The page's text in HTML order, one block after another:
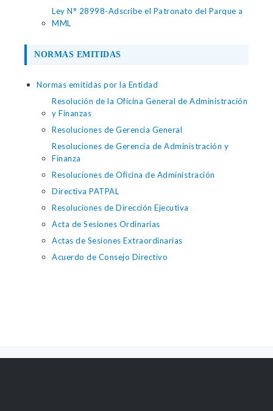
Ley N° 28998-Adscribe el Patronato del Parque a
MML
NORMAS EMITIDAS
Normas emitidas por la Entidad
Resolución de la Oficina General de Administración
y Finanzas
Resoluciones de Gerencia General
Resoluciones de Gerencia de Administración y
Finanza
Resoluciones de Oficina de Administración
Directiva PATPAL
Resoluciones de Dirección Ejecutiva
Acta de Sesiones Ordinarias
Actas de Sesiones Extraordinarias
Acuerdo de Consejo Directivo